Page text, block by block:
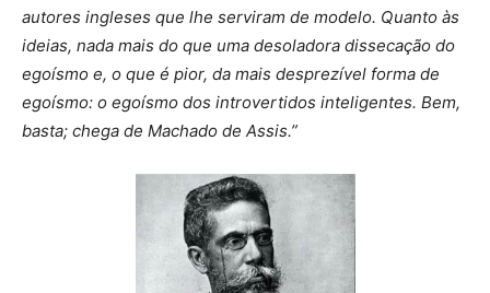
autores ingleses que lhe serviram de modelo. Quanto às
ideias, nada mais do que uma desoladora dissecação do
egoísmo e, o que é pior, da mais desprezível forma de
egoísmo: o egoísmo dos introvertidos inteligentes. Bem,
basta; chega de Machado de Assis.”